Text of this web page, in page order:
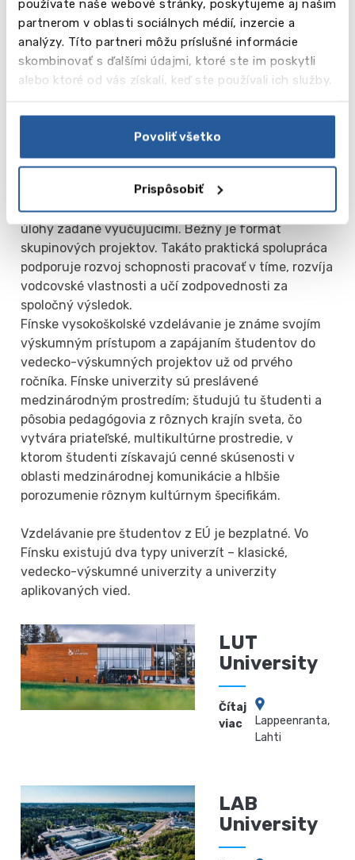
používate naše webové stránky, poskytujeme aj našim
partnerom v oblasti sociálnych médií, inzercie a
analýzy. Títo partneri môžu príslušné informácie
skombinovať s ďalšími údajmi, ktoré ste im poskytli
alebo ktoré od vás získali, keď ste používali ich služby.
Povoliť všetko
Prispôsobiť
vzdelávania vo Fínsku je zameranie na
samostatnosť a osobnú zodpovednosť študenta.
Dosahuje sa to kombináciou prednášok, tímovej
spolupráce, samostatného štúdia, realizácie
kladie na rozvoj kritického myslenia a praktických
Väčšina vyučovacích hodín je venovaná
samostatnému štúdiu, počas ktorého študenti
skúmajú vybrané témy, vykonávajú výskumy a plnia
úlohy zadané vyučujúcimi. Bežný je formát
skupinových projektov. Takáto praktická spolupráca
podporuje rozvoj schopnosti pracovať v tíme, rozvíja
vodcovské vlastnosti a učí zodpovednosti za
spoločný výsledok.
Fínske vysokoškolské vzdelávanie je známe svojím
výskumným prístupom a zapájaním študentov do
vedecko-výskumných projektov už od prvého
ročníka. Fínske univerzity sú preslávené
medzinárodným prostredím; študujú tu študenti a
pôsobia pedagógovia z rôznych krajín sveta, čo
vytvára priateľské, multikultúrne prostredie, v
ktorom študenti získavajú cenné skúsenosti v
oblasti medzinárodnej komunikácie a hlbšie
porozumenie rôznym kultúrnym špecifikám.
Vzdelávanie pre študentov z EÚ je bezplatné. Vo
Fínsku existujú dva typy univerzít – klasické,
vedecko-výskumné univerzity a univerzity
aplikovaných vied.
LUT
University
Čítaj
viac
Lappeenranta,
Lahti
LAB
University